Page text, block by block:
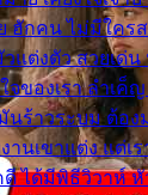
ฮักคน ไม่มีใคร
แต่งตัว สวยเด่น
จของเรา ลำเค็
นร้าวระบม ต้อ
นเขาแต่ง แต่เ
ได้มีพิธีวิวาห์